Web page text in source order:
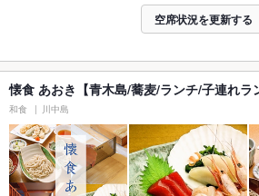
空席状況を更新する
懐食 あおき【青木島/蕎麦/ランチ/子連れラ
和食 川中島